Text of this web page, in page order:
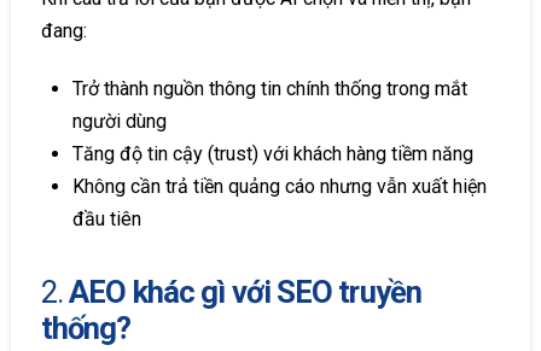
đang:
Trở thành nguồn thông tin chính thống trong mắt
người dùng
Tăng độ tin cậy (trust) với khách hàng tiềm năng
Không cần trả tiền quảng cáo nhưng vẫn xuất hiện
đầu tiên
2.AEO khác gì với SEO truyền
thống?